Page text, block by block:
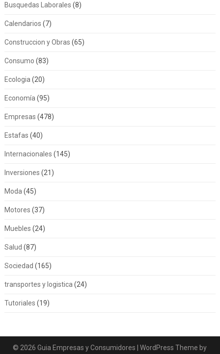
Busquedas Laborales (8)
Calendarios (7)
Construccion y Obras (65)
Consumo (83)
Ecologia (20)
Economía (95)
Empresas (478)
Estafas (40)
Internacionales (145)
Inversiones (21)
Moda (45)
Motores (37)
Muebles (24)
Salud (87)
Sociedad (165)
transportes y logistica (24)
Tutoriales (19)
© 2026 Guia Empresas y Consumidores
| WordPress Theme by